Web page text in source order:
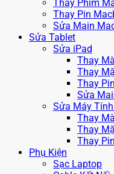
Thay Phím
Thay Pin
Sửa Main
Sửa Tablet
Sửa iPad
Thay
Thay
Thay
Sửa
Sửa Máy
Thay
Thay
Thay
Phụ Kiện
Sạc Laptop